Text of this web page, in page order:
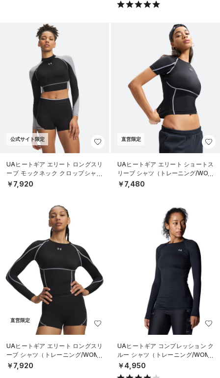
公式サイト限定
UAヒートギア エリート ロングスリ
ーブ モックネック クロップシャツ
（トレーニング/WOMEN）
￥7,920
直営限定
UAヒートギア エリート ショートス
リーブ シャツ（トレーニング/WOM
EN）
￥7,480
直営限定
UAヒートギア エリート ロングスリ
ーブ シャツ（トレーニング/WOME
N）
￥7,920
UAヒートギア コンプレッション ク
ルー シャツ（トレーニング/WOME
N）
￥4,950